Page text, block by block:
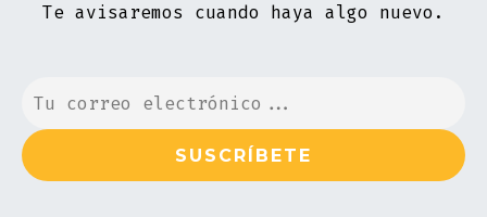
Te avisaremos cuando haya algo nuevo.